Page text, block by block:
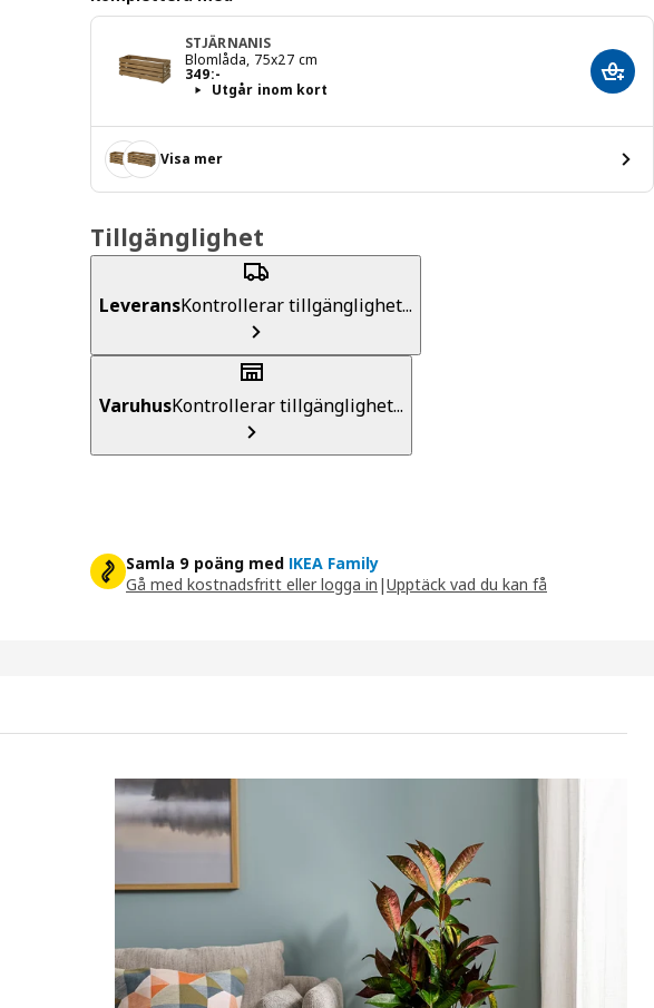
STJÄRNANIS
Blomlåda, 75x27 cm
349:-
Pris 349:-
Utgår inom kort
Lägg
Visa mer
Tillgänglighet
LeveransKontrollerar tillgänglighet...
VaruhusKontrollerar tillgänglighet...
Samla 9 poäng med IKEA Family
Gå med kostnadsfritt eller logga in |Upptäck vad du kan få